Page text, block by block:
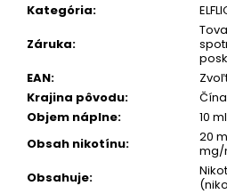
Kategória:
Záruka:
EAN:
Krajina pôvodu:
Čína
Objem náplne:
10 ml
Obsah nikotínu:
20
mg/
Obsahuje:
e
SALT
SWITCH
STRAWBERRY
LYCHEE
€6,95